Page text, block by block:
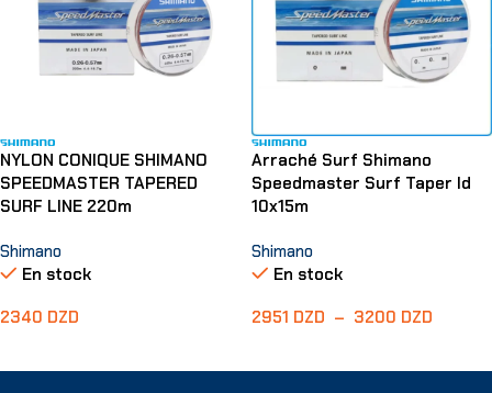
NYLON CONIQUE SHIMANO
SPEEDMASTER TAPERED
SURF LINE 220m
Shimano
En stock
2340 DZD
Arraché Surf Shimano
Speedmaster Surf Taper ld
10x15m
Shimano
En stock
2951 DZD – 3200 DZD